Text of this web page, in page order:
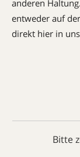
anderen
entweder auf der
direkt hier in
Bitte